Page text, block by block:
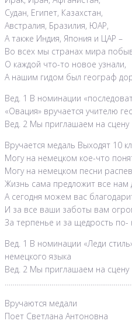
Судан, Египет, Казахстан,
Австралия, Бразилия, ЮАР,
А также Индия, Япония и ЦАР –
Во всех мы странах мира
О каждой что-то новое узнали,
А нашим гидом был географ
Вед. 1 В номинации
«Овация» вручается учителю
Вед. 2 Мы приглашаем на сцену
Вручается медаль Выходят 10
Могу на немецком кое-что
Могу на немецком песни
Жизнь сама предложит все нам
А сегодня можем вас
И за все ваши заботы вам
За терпенье и за щедрость по-
Вед. 1 В номинации «Леди
немецкого языка
Вед. 2 Мы приглашаем на сцену
Вручаются медали
Поет Светлана Антоновна